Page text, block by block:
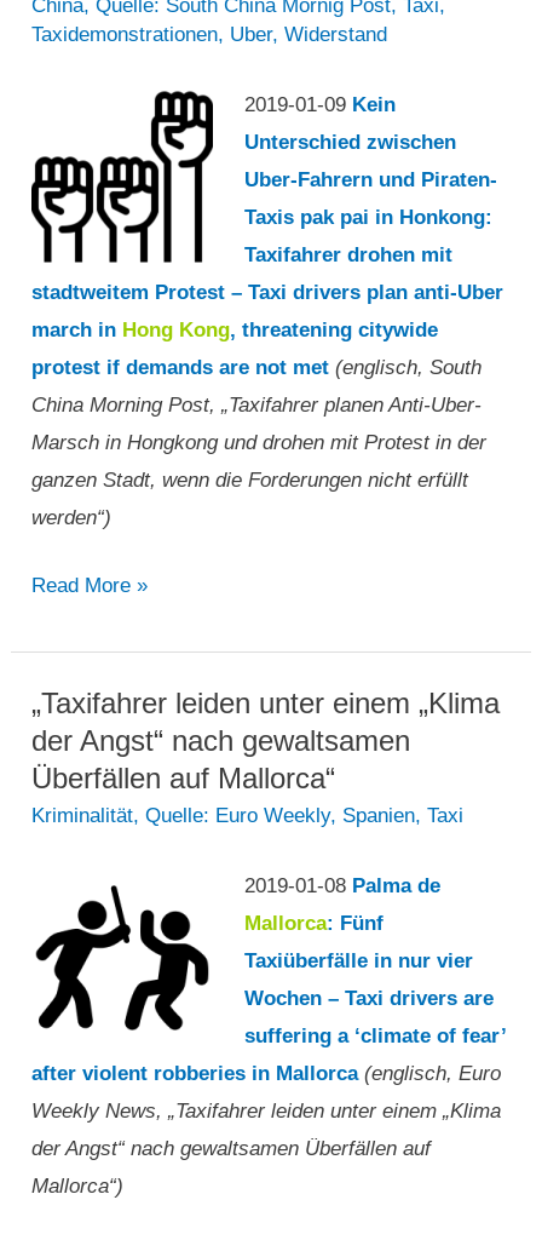
China,Quelle: South China Mornig Post,Taxi,
Taxidemonstrationen, Uber,Widerstand
2019-01-09 Kein
Unterschied zwischen
Uber-Fahrern und Piraten-
Taxis pak pai in Honkong:
Taxifahrer drohen mit
stadtweitem Protest – Taxi drivers plan anti-Uber
march in Hong Kong, threatening citywide
protest if demands are not met(englisch, South
China Morning Post, „Taxifahrer planen Anti-Uber-
Marsch in Hongkong und drohen mit Protest in der
ganzen Stadt, wenn die Forderungen nicht erfüllt
werden“)
„Taxifahrer
Anti-
Uber-
Marsch
in
Hongkong
Protest
der
ganzen
Stadt,
wenn
die
Read More »
„Taxifahrer leiden unter einem „Klima
der Angst“ nach gewaltsamen
Überfällen auf Mallorca“
Kriminalität,Quelle: Euro Weekly, Spanien,Taxi
2019-01-08 Palma de
Mallorca: Fünf
Taxiüberfälle in nur vier
Wochen – Taxi drivers are
suffering a ‘climate of fear’
after violent robberies in Mallorca(englisch, Euro
Weekly News, „Taxifahrer leiden unter einem „Klima
der Angst“ nach gewaltsamen Überfällen auf
Mallorca“)